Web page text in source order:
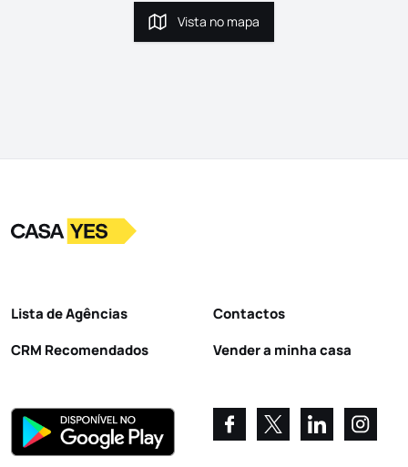
Vista no mapa
Vista no mapa
LogoIr para a homepage
Lista de Agências
CRM Recomendados
Contactos
Vender a minha casa